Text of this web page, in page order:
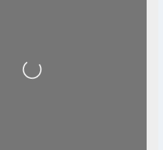
Loading...